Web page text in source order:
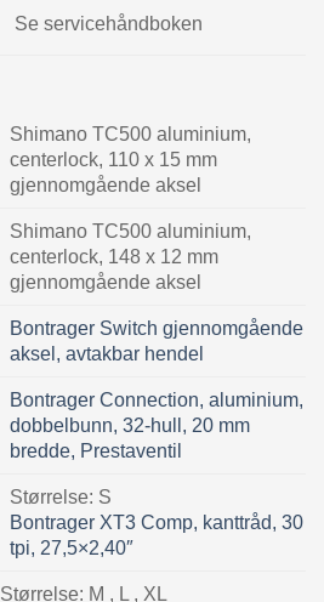
Se servicehåndboken
Shimano TC500 aluminium,
centerlock, 110 x 15 mm
gjennomgående aksel
Shimano TC500 aluminium,
centerlock, 148 x 12 mm
gjennomgående aksel
Bontrager Switch gjennomgående
aksel, avtakbar hendel
Bontrager Connection, aluminium,
dobbelbunn, 32-hull, 20 mm
bredde, Prestaventil
Størrelse: S
Bontrager XT3 Comp, kanttråd, 30
tpi, 27,5×2,40″
Størrelse: M , L , XL